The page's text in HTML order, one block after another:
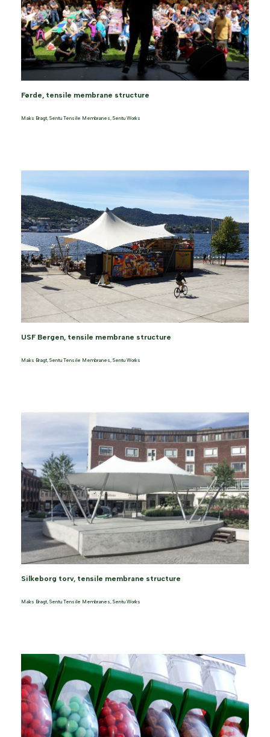
Førde, tensile membrane structure
Maks Bragt, Sentu Tensile Membranes, Sentu Works
USF Bergen, tensile membrane structure
Maks Bragt Sentu Tensile Membranes Sentu Works
Silkeborg torv, tensile membrane structure
Maks Bragt Sentu Tensile Membranes Sentu Works